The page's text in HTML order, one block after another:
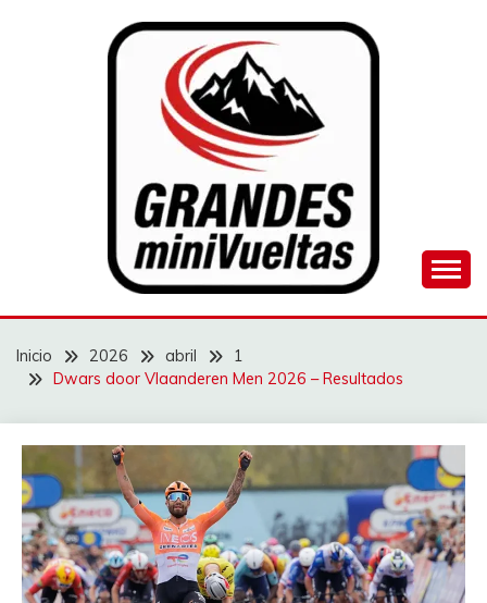
GRANDES
MINIVUELTAS
Inicio 2026 abril
1
Dwars door Vlaanderen Men 2026 – Resultados